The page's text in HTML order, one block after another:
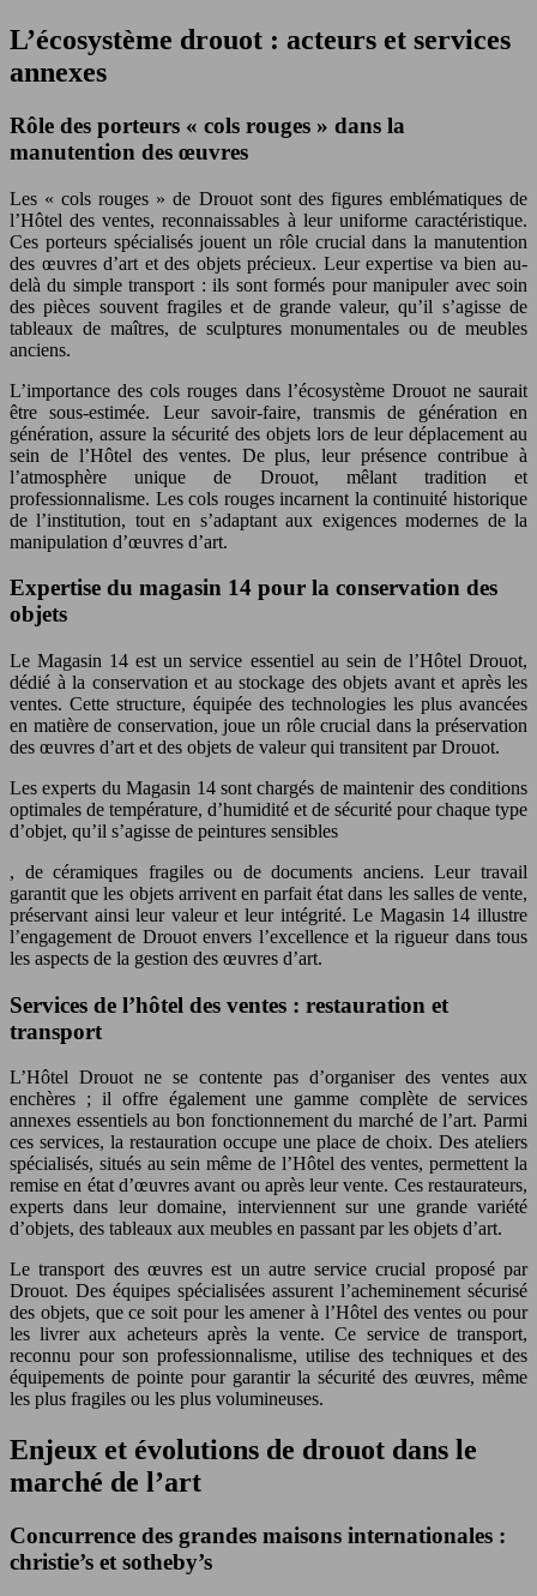
L’écosystème drouot : acteurs et services
annexes
Rôle des porteurs « cols rouges » dans la
manutention des œuvres
Les « cols rouges » de Drouot sont des figures emblématiques de
l’Hôtel des ventes, reconnaissables à leur uniforme caractéristique.
Ces porteurs spécialisés jouent un rôle crucial dans la manutention
des œuvres d’art et des objets précieux. Leur expertise va bien au-
delà du simple transport : ils sont formés pour manipuler avec soin
des pièces souvent fragiles et de grande valeur, qu’il s’agisse de
tableaux de maîtres, de sculptures monumentales ou de meubles
anciens.
L’importance des cols rouges dans l’écosystème Drouot ne saurait
être sous-estimée. Leur savoir-faire, transmis de génération en
génération, assure la sécurité des objets lors de leur déplacement au
sein de l’Hôtel des ventes. De plus, leur présence contribue à
l’atmosphère unique de Drouot, mêlant tradition et
professionnalisme. Les cols rouges incarnent la continuité historique
de l’institution, tout en s’adaptant aux exigences modernes de la
manipulation d’œuvres d’art.
Expertise du magasin 14 pour la conservation des
objets
Le Magasin 14 est un service essentiel au sein de l’Hôtel Drouot,
dédié à la conservation et au stockage des objets avant et après les
ventes. Cette structure, équipée des technologies les plus avancées
en matière de conservation, joue un rôle crucial dans la préservation
des œuvres d’art et des objets de valeur qui transitent par Drouot.
Les experts du Magasin 14 sont chargés de maintenir des conditions
optimales de température, d’humidité et de sécurité pour chaque type
d’objet, qu’il s’agisse de peintures sensibles
, de céramiques fragiles ou de documents anciens. Leur travail
garantit que les objets arrivent en parfait état dans les salles de vente,
préservant ainsi leur valeur et leur intégrité. Le Magasin 14 illustre
l’engagement de Drouot envers l’excellence et la rigueur dans tous
les aspects de la gestion des œuvres d’art.
Services de l’hôtel des ventes : restauration et
transport
L’Hôtel Drouot ne se contente pas d’organiser des ventes aux
enchères ; il offre également une gamme complète de services
annexes essentiels au bon fonctionnement du marché de l’art. Parmi
ces services, la restauration occupe une place de choix. Des ateliers
spécialisés, situés au sein même de l’Hôtel des ventes, permettent la
remise en état d’œuvres avant ou après leur vente. Ces restaurateurs,
experts dans leur domaine, interviennent sur une grande variété
d’objets, des tableaux aux meubles en passant par les objets d’art.
Le transport des œuvres est un autre service crucial proposé par
Drouot. Des équipes spécialisées assurent l’acheminement sécurisé
des objets, que ce soit pour les amener à l’Hôtel des ventes ou pour
les livrer aux acheteurs après la vente. Ce service de transport,
reconnu pour son professionnalisme, utilise des techniques et des
équipements de pointe pour garantir la sécurité des œuvres, même
les plus fragiles ou les plus volumineuses.
Enjeux et évolutions de drouot dans le
marché de l’art
Concurrence des grandes maisons internationales :
christie’s et sotheby’s